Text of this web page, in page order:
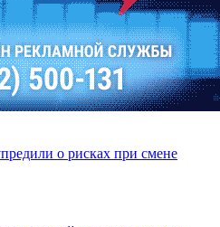
о рисках при смене